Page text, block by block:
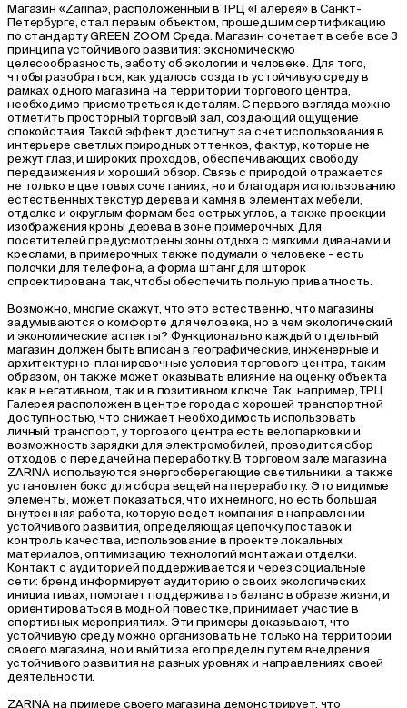
Магазин «Zarina», расположенный в ТРЦ «Галерея» в Санкт-
Петербурге, стал первым объектом, прошедшим сертификацию
по стандарту GREEN ZOOM Среда. Магазин сочетает в себе все 3
принципа устойчивого развития: экономическую
целесообразность, заботу об экологии и человеке. Для того,
чтобы разобраться, как удалось создать устойчивую среду в
рамках одного магазина на территории торгового центра,
необходимо присмотреться к деталям. С первого взгляда можно
отметить просторный торговый зал, создающий ощущение
спокойствия. Такой эффект достигнут за счет использования в
интерьере светлых природных оттенков, фактур, которые не
режут глаз, и широких проходов, обеспечивающих свободу
передвижения и хороший обзор. Связь с природой отражается
не только в цветовых сочетаниях, но и благодаря использованию
естественных текстур дерева и камня в элементах мебели,
отделке и округлым формам без острых углов, а также проекции
изображения кроны дерева в зоне примерочных. Для
посетителей предусмотрены зоны отдыха с мягкими диванами и
креслами, в примерочных также подумали о человеке - есть
полочки для телефона, а форма штанг для шторок
спроектирована так, чтобы обеспечить полную приватность.
Возможно, многие скажут, что это естественно, что магазины
задумываются о комфорте для человека, но в чем экологический
и экономические аспекты? Функционально каждый отдельный
магазин должен быть вписан в географические, инженерные и
архитектурно-планировочные условия торгового центра, таким
образом, он также может оказывать влияние на оценку объекта
как в негативном, так и в позитивном ключе. Так, например, ТРЦ
Галерея расположен в центре города с хорошей транспортной
доступностью, что снижает необходимость использовать
личный транспорт, у торгового центра есть велопарковки и
возможность зарядки для электромобилей, проводится сбор
отходов с передачей на переработку. В торговом зале магазина
ZARINA используются энергосберегающие светильники, а также
установлен бокс для сбора вещей на переработку. Это видимые
элементы, может показаться, что их немного, но есть большая
внутренняя работа, которую ведет компания в направлении
устойчивого развития, определяющая цепочку поставок и
контроль качества, использование в проекте локальных
материалов, оптимизацию технологий монтажа и отделки.
Контакт с аудиторией поддерживается и через социальные
сети: бренд информирует аудиторию о своих экологических
инициативах, помогает поддерживать баланс в образе жизни, и
ориентироваться в модной повестке, принимает участие в
спортивных мероприятиях. Эти примеры доказывают, что
устойчивую среду можно организовать не только на территории
своего магазина, но и выйти за его пределы путем внедрения
устойчивого развития на разных уровнях и направлениях своей
деятельности.
ZARINA на примере своего магазина демонстрирует, что